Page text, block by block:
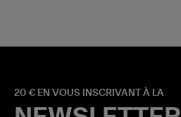
20 € EN VOUS INSCRIVANT À LA